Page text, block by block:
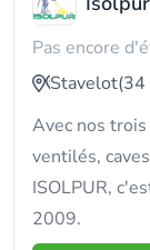
Pas encore
Stavelot(34
Avec nos
ventilés,
ISOLPUR,
2009.